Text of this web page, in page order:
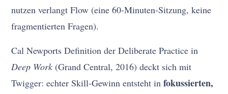
nutzen verlangt Flow (eine 60-Minuten-Sitzung, keine
fragmentierten Fragen).
Cal Newports Definition der Deliberate Practice in
Deep Work (Grand Central, 2016) deckt sich mit
Twigger: echter Skill-Gewinn entsteht infokussierten,